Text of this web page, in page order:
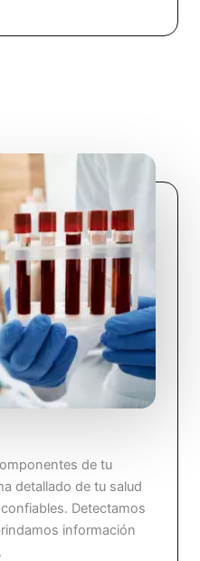
de tu
detallado de tu salud
Detectamos
información